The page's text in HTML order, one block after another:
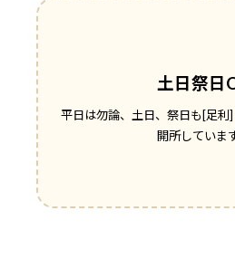
土日祭日
平日は勿論、土日、祭日も[足利
開所しています